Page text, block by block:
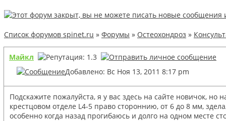
Список форумов spinet.ru » Форумы » Остеохондроз »
Майкл
Добавлено: Вс Ноя 13, 2011 8:17 pm
Подскажите пожалуйста, я у вас здесь на сайте новичок,
крестцовом отделе L4-5 право стороннию, от 6 до 8 мм,
особенно когда назад прогибаюсь и долго на одном месте